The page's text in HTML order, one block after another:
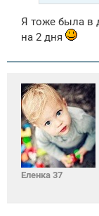
Я тоже была в
на 2 дня
Еленка 37